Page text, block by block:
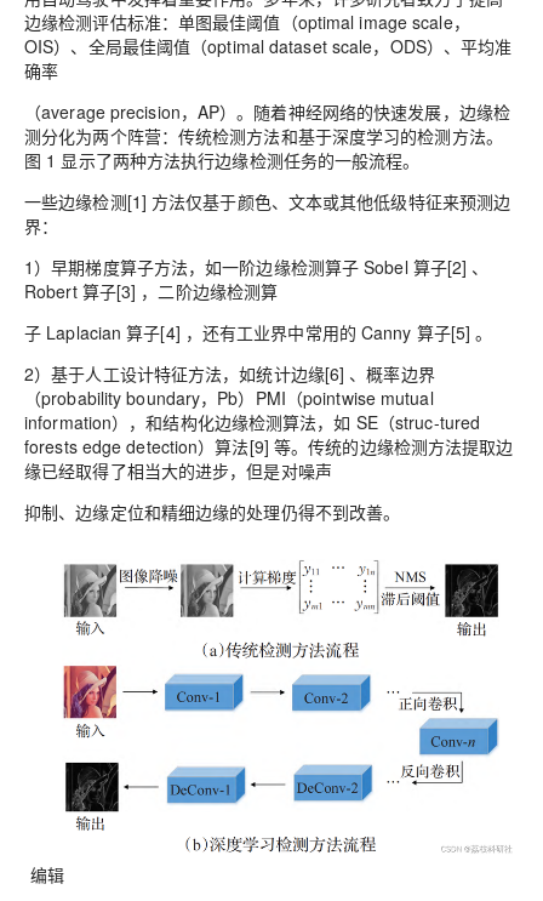
边缘检测评估标准：单图最佳阈值（optimal image scale，
OIS）、全局最佳阈值（optimal dataset scale，ODS）、平均准
确率
（average precision，AP）。随着神经网络的快速发展，边缘检
测分化为两个阵营：传统检测方法和基于深度学习的检测方法。
图 1 显示了两种方法执行边缘检测任务的一般流程。
一些边缘检测[1] 方法仅基于颜色、文本或其他低级特征来预测边
界：
1）早期梯度算子方法，如一阶边缘检测算子 Sobel 算子[2] 、
Robert 算子[3] ，二阶边缘检测算
子 Laplacian 算子[4] ，还有工业界中常用的 Canny 算子[5] 。
2）基于人工设计特征方法，如统计边缘[6] 、概率边界
（probability boundary，Pb）PMI（pointwise mutual
information），和结构化边缘检测算法，如 SE（struc-tured
forests edge detection）算法[9] 等。传统的边缘检测方法提取边
缘已经取得了相当大的进步，但是对噪声
抑制、边缘定位和精细边缘的处理仍得不到改善。
编辑